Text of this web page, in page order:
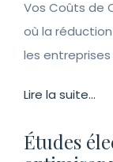
Vos Coûts de
où la
les
Lire la suite...
Études